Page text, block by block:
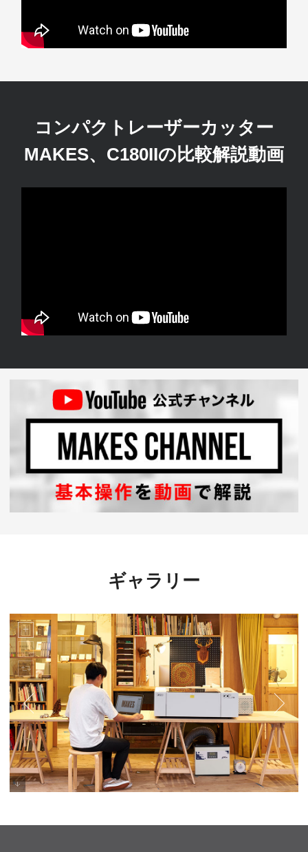
コンパクトレーザーカッター
MAKES、C180IIの比較解説動画
ギャラリー